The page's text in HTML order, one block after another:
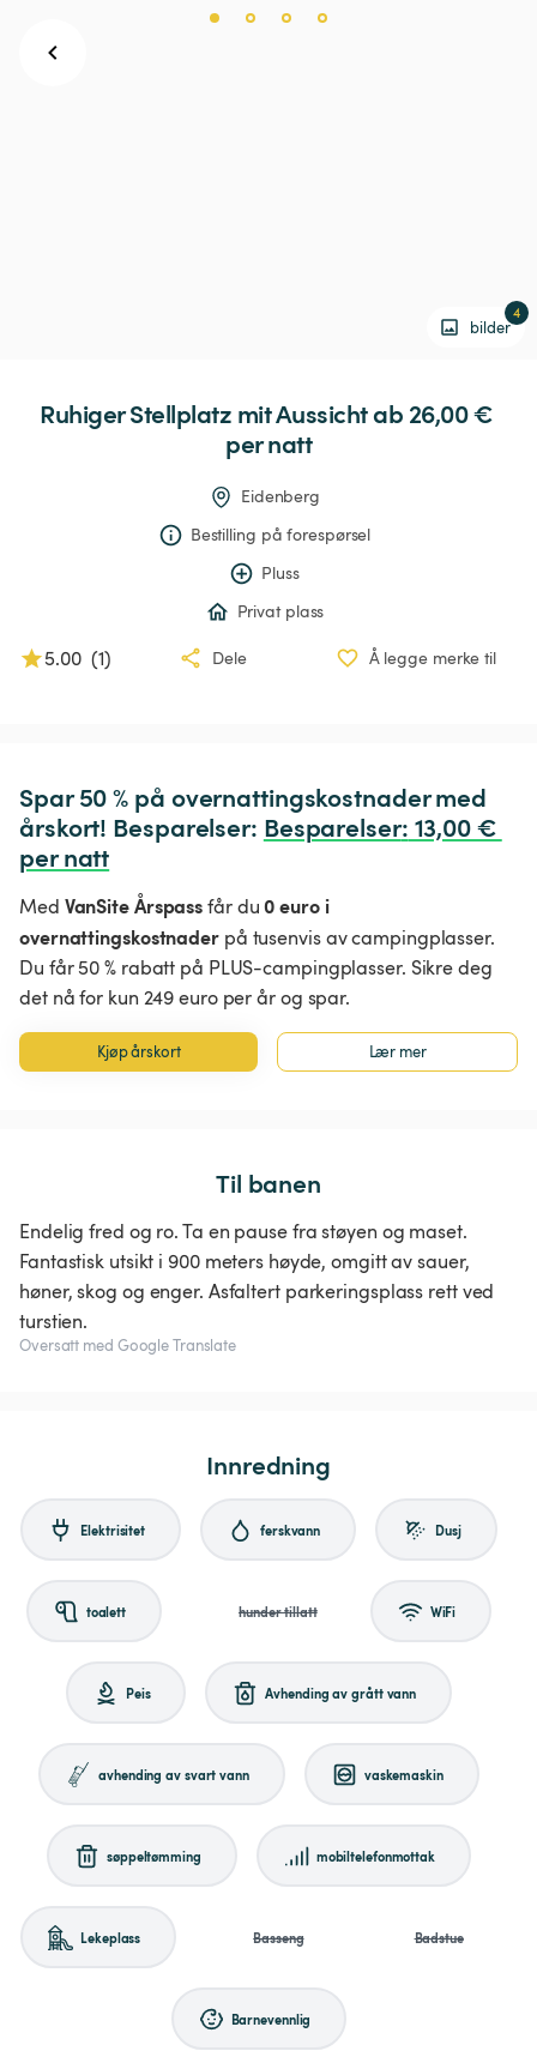
bilder
4
RuhigerStellplatz mitAussicht ab 26,00 €
per natt
Eidenberg
Bestilling på forespørsel
Pluss
Privat plass
5.00 (1) Dele Å legge merke til
Spar 50 % på overnattingskostnader med
årskort! Besparelser: Besparelser: 13,00 €
per natt
Med VanSite Årspassfår du0 euro i
overnattingskostnaderpå tusenvis av campingplasser.
Du får 50 % rabatt på PLUS-campingplasser. Sikre deg
det nå for kun 249 euro per år og spar.
Kjøp årskort Lær mer
Til banen
Endelig fred og ro. Ta en pause fra støyen og maset.
Fantastisk utsikt i 900 meters høyde, omgitt av sauer,
høner, skog og enger. Asfaltert parkeringsplass rett ved
turstien.
Oversatt med Google Translate
Innredning
Elektrisitet ferskvann Dusj
toalett hunder tillatt WiFi
Peis Avhending av grått vann
avhending av svart vann vaskemaskin
søppeltømming mobiltelefonmottak
Lekeplass Basseng Badstue
Barnevennlig